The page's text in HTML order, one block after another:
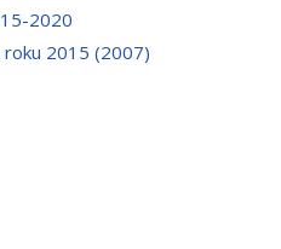
2020
2015 (2007)